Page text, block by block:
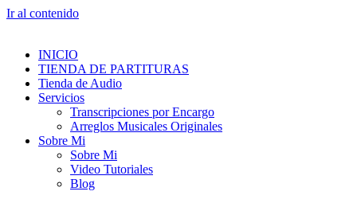
Ir al contenido
INICIO
TIENDA DE PARTITURAS
Tienda de Audio
Servicios
Transcripciones por Encargo
Arreglos Musicales Originales
Sobre Mi
Sobre Mi
Video Tutoriales
Blog